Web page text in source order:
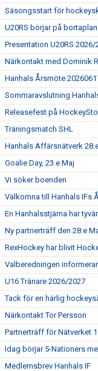
Säsongsstart för
U20RS börjar på
Presentation U20RS 2026/
Närkontakt med Dominik
Hanhals Årsmöte
Sommaravslutning
Releasefest på
Träningsmatch SHL
Hanhals Affärsnätverk
Goalie Day, 23.e Maj
Vi söker boenden
Välkomna till Hanhals IFs
En Hanhalsstjärna har
Ny partnerträff den 28:e
RexHockey har blivit
Valberedningen
U16 Tränare 2026/2027
Tack för en härlig
Närkontakt Tor Persson
Partnerträff för Nätverket
Idag börjar 5-Nationers
Medlemsbrev Hanhals IF